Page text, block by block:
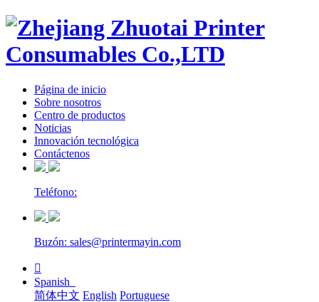
Página de inicio
Sobre nosotros
Centro de productos
Noticias
Innovación tecnológica
Contáctenos
Teléfono:
Buzón: sales@printermayin.com

Spanish
简体中文 English Portuguese